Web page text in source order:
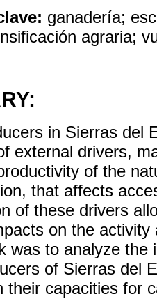
ganadería;
agraria;
in Sierras del
external drivers,
of the
that affects
of these drivers
on the
was to analyze the
of Sierras del
their capacities for